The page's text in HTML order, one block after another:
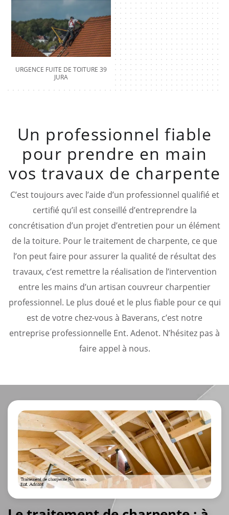
URGENCE FUITE DE TOITURE 39
JURA
Un professionnel fiable
pour prendre en main
vos travaux de charpente
C’est toujours avec l’aide d’un professionnel qualifié et
certifié qu’il est conseillé d’entreprendre la
concrétisation d’un projet d’entretien pour un élément
de la toiture. Pour le traitement de charpente, ce que
l’on peut faire pour assurer la qualité de résultat des
travaux, c’est remettre la réalisation de l’intervention
entre les mains d’un artisan couvreur charpentier
professionnel. Le plus doué et le plus fiable pour ce qui
est de votre chez-vous à Baverans, c’est notre
entreprise professionnelle Ent. Adenot. N’hésitez pas à
faire appel à nous.